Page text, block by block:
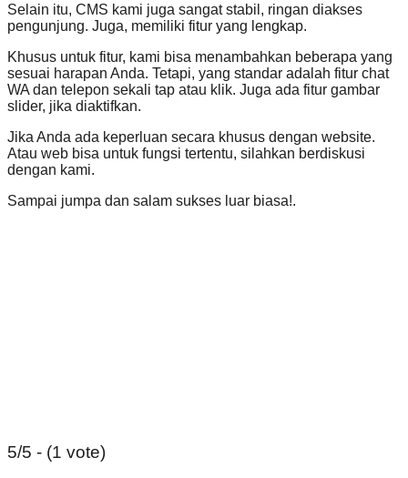
Selain itu, CMS kami juga sangat stabil, ringan diakses
pengunjung. Juga, memiliki fitur yang lengkap.
Khusus untuk fitur, kami bisa menambahkan beberapa yang
sesuai harapan Anda. Tetapi, yang standar adalah fitur chat
WA dan telepon sekali tap atau klik. Juga ada fitur gambar
slider, jika diaktifkan.
Jika Anda ada keperluan secara khusus dengan website.
Atau web bisa untuk fungsi tertentu, silahkan berdiskusi
dengan kami.
Sampai jumpa dan salam sukses luar biasa!.
5/5 - (1 vote)